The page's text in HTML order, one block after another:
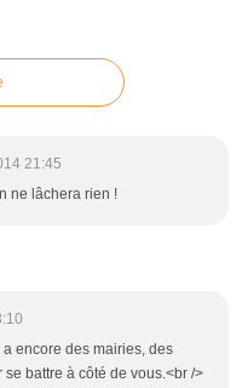
21:45
ne lâchera rien !
encore des mairies, des
battre à côté de vous.<br />